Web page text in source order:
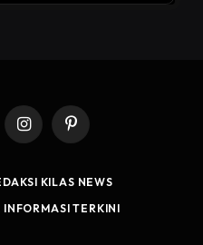
InstagramPinterest
KILAS NEWS
TERKINI